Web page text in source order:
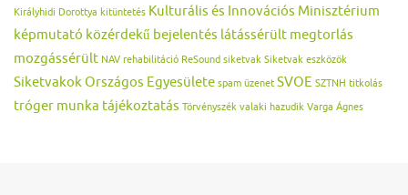
Királyhidi Dorottya kitüntetés Kulturális és Innovációs Minisztérium
képmutató közérdekű bejelentés látássérült megtorlás
mozgássérült NAV rehabilitáció ReSound siketvak Siketvak eszközök
Siketvakok Országos Egyesülete spam üzenet SVOE SZTNH titkolás
tróger munka tájékoztatás Törvényszék valaki hazudik Varga Ágnes